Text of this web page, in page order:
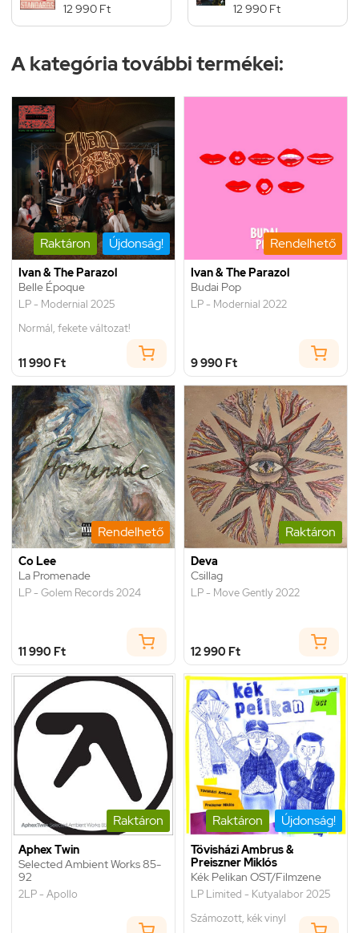
12 990 Ft
12 990 Ft
A kategória további termékei:
Raktáron Újdonság!
Ivan & The Parazol
Belle Époque
LP - Modernial 2025
Normál, fekete változat!
11 990 Ft
Rendelhető
Ivan & The Parazol
Budai Pop
LP - Modernial 2022
9 990 Ft
Rendelhető
Co Lee
La Promenade
LP - Golem Records 2024
11 990 Ft
Raktáron
Deva
Csillag
LP - Move Gently 2022
12 990 Ft
Raktáron
Aphex Twin
Selected Ambient Works 85-
92
2LP - Apollo
Raktáron Újdonság!
Tövisházi Ambrus &
Preiszner Miklós
Kék Pelikan OST/Filmzene
LP Limited - Kutyalabor 2025
Számozott, kék vinyl